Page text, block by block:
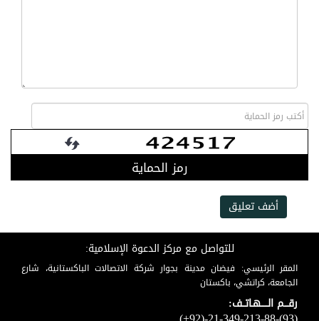
رمز الحماية
أضف تعليق
للتواصل مع مركز الدعوة الإسلامية:
المقر الرئيسي: فيضان مدينة بجوار شركة الاتصالات الباكستانية، شارع
الجامعة، كراتشي، باكستان
رقـــم الـــــهـاتــف: